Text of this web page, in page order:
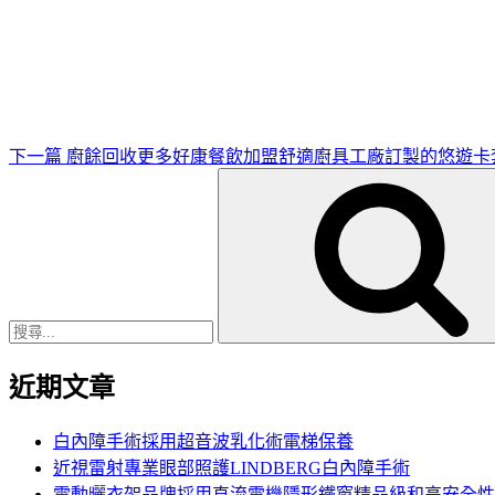
下一篇 廚餘回收更多好康餐飲加盟舒適廚具工廠訂製的悠遊卡
近期文章
白內障手術採用超音波乳化術電梯保養
近視雷射專業眼部照護LINDBERG白內障手術